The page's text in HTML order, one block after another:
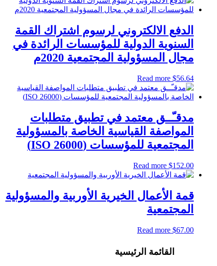
الدفع الالكتروني لرسوم اشتراك القمة
السنوية الدولية للمؤسسات الرائدة في
مجال المسؤولية المجتمعية 2020م
$56.64
Read more
مدقـّــق معتمد في تطبيق متطلبات
المواصفة القياسية الخاصة بالمسؤولية
المجتمعية للمؤسسات (ISO 26000)
$152.00
Read more
قمة الأعمال الخيرية الأوربية والمسؤولية
المجتمعية
$67.00
Read more
القائمة الرئيسية